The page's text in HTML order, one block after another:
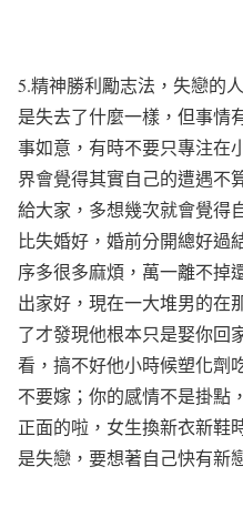
5.精神勝利勵志法，失戀的
是失去了什麼一樣，但事情
事如意，有時不要只專注在
界會覺得其實自己的遭遇不
給大家，多想幾次就會覺得
比失婚好 ，婚前分開總好過
序多很多麻煩，萬一離不掉
出家好 ，現在一大堆男的在
了才發現他根本只是娶你回
看，搞不好他小時候塑化劑
不要嫁； 你的感情不是掛點
正面的啦，女生換新衣新鞋
是失戀，要想著自己快有新